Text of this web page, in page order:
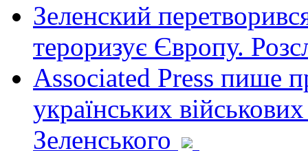
Зеленский
тероризує Європу.
Associated Press пише
українських
Зеленського